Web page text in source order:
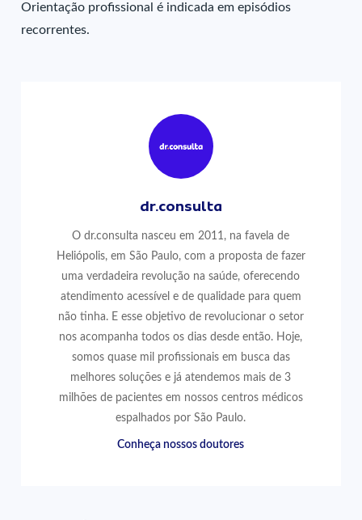
Orientação profissional é indicada em episódios
recorrentes.
dr.consulta
O dr.consulta nasceu em 2011, na favela de
Heliópolis, em São Paulo, com a proposta de fazer
uma verdadeira revolução na saúde, oferecendo
atendimento acessível e de qualidade para quem
não tinha. E esse objetivo de revolucionar o setor
nos acompanha todos os dias desde então. Hoje,
somos quase mil profissionais em busca das
melhores soluções e já atendemos mais de 3
milhões de pacientes em nossos centros médicos
espalhados por São Paulo.
Conheça nossos doutores